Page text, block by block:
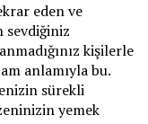
eden ve
sevdiğiniz
kişilerle
anlamıyla bu.
sürekli
yemek